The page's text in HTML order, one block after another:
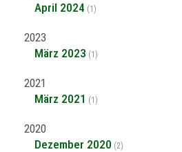
April 2024 (1)
2023
März 2023 (1)
2021
März 2021 (1)
2020
Dezember 2020 (2)